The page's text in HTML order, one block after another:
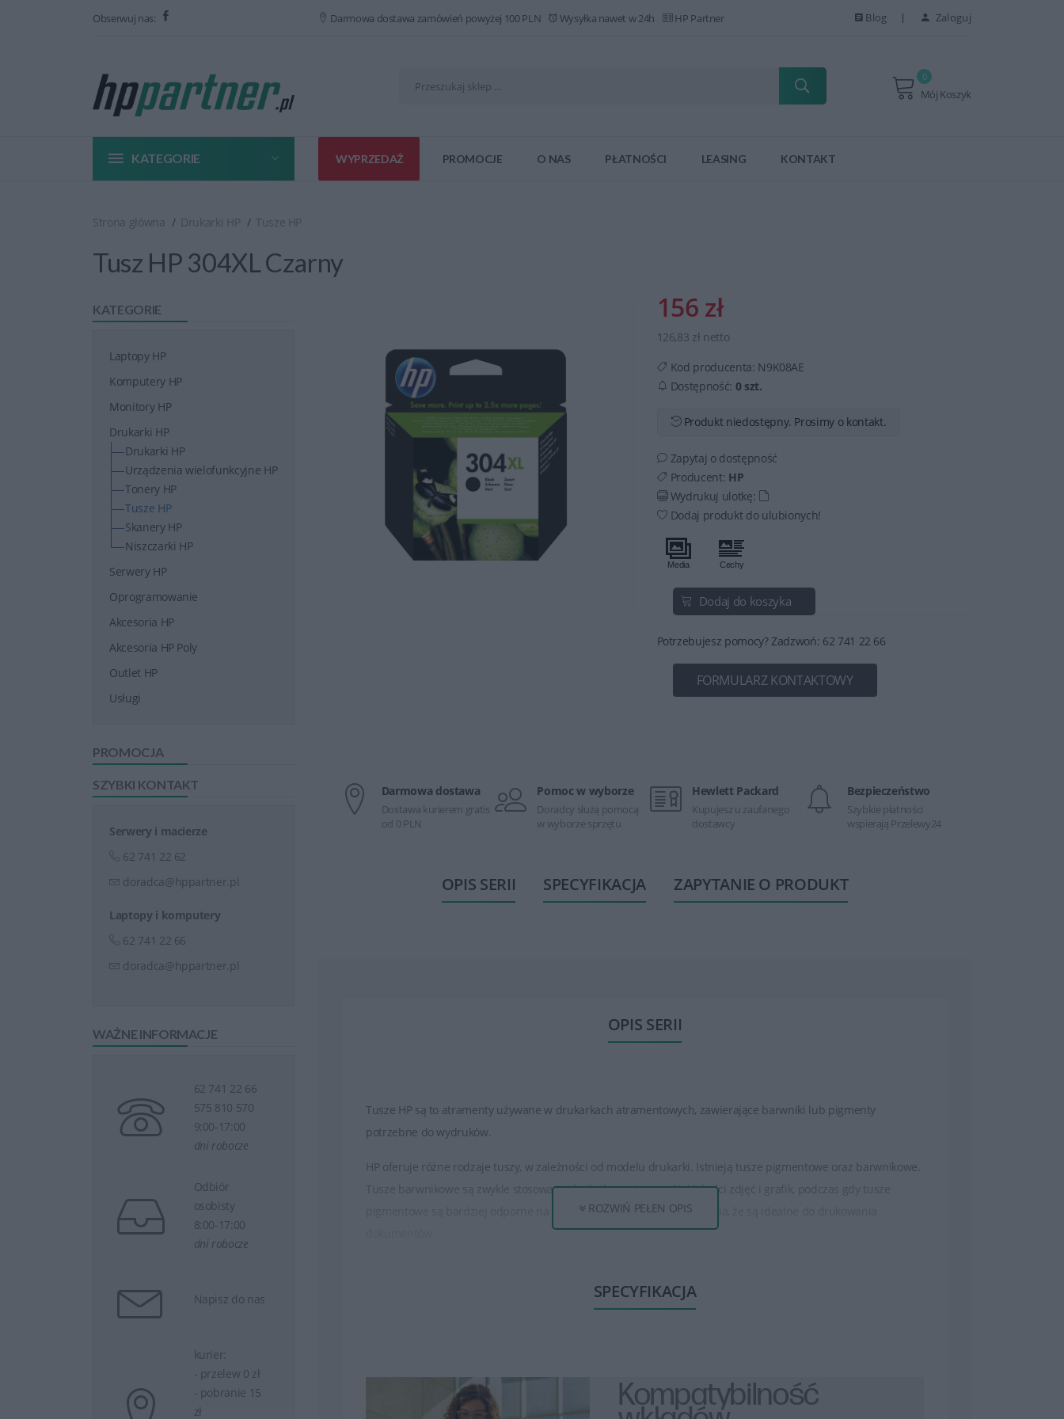
Obserwuj nas: Darmowa dostawa zamówień powyżej 100 PLN Wysyłka nawet w 24h HP Partner Blog Zaloguj
Mój Koszyk
0
KATEGORIE WYPRZEDAŻ PROMOCJE O NAS PŁATNOŚCI LEASING KONTAKT
Strona główna Drukarki HP Tusze HP
Tusz HP 304XL Czarny
KATEGORIE
Laptopy HP
Komputery HP
Monitory HP
Drukarki HP
Drukarki HP
Urządzenia wielofunkcyjne HP
Tonery HP
Tusze HP
Skanery HP
Niszczarki HP
Serwery HP
Oprogramowanie
Akcesoria HP
Akcesoria HP Poly
Outlet HP
Usługi
PROMOCJA
SZYBKI KONTAKT
Serwery i macierze
62 741 22 62
doradca@hppartner.pl
Laptopy i komputery
62 741 22 66
doradca@hppartner.pl
WAŻNE INFORMACJE
62 741 22 66
575 810 570
9:00-17:00
dni robocze
Odbiór
osobisty
8:00-17:00
dni robocze
Napisz do nas
kurier:
- przelew 0 zł
- pobranie 15
zł
156 zł
126,83 zł netto
Kod producenta: N9K08AE
Dostępność: 0 szt.
Produkt niedostępny. Prosimy o kontakt.
Zapytaj o dostępność
Producent: HP
Wydrukuj ulotkę:
Dodaj produkt do ulubionych!
Dodaj do koszyka
Potrzebujesz pomocy? Zadzwoń: 62 741 22 66
FORMULARZ KONTAKTOWY
Darmowa dostawa
Dostawa kurierem gratis
od 0 PLN
Pomoc w wyborze
Doradcy służą pomocą
w wyborze sprzętu
Hewlett Packard
Kupujesz u zaufanego
dostawcy
Bezpieczeństwo
Szybkie płatności
wspierają Przelewy24
OPIS SERII SPECYFIKACJA ZAPYTANIE O PRODUKT
OPIS SERII
Tusze HP są to atramenty używane w drukarkach atramentowych, zawierające barwniki lub pigmenty
potrzebne do wydruków.
HP oferuje różne rodzaje tuszy, w zależności od modelu drukarki. Istnieją tusze pigmentowe oraz barwnikowe.
Tusze barwnikowe są zwykle stosowane do drukowania wysokiej jakości zdjęć i grafik, podczas gdy tusze
pigmentowe są bardziej odporne na rozmazywanie i światło, co sprawia, że są idealne do drukowania
tuszu zwykle oznacza większą ilość wydrukowanych stron. Modele o większej wydajności mogą być korzystne
dla osób, które drukują duże ilości dokumentów.
HP stawia na jakość i zabezpieczenia swoich produktów. Tusze HP zostały opracowane w taki sposób, aby
ROZWIŃ PEŁEN OPIS
SPECYFIKACJA
Kompatybilność